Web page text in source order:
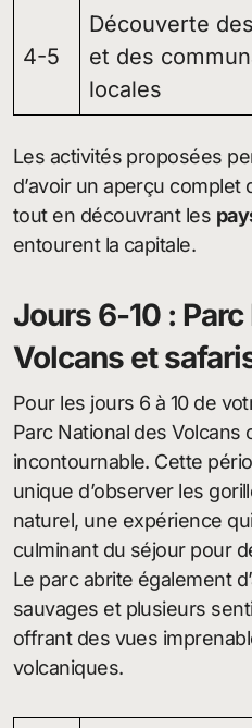
4-5
Découverte
et des
locales
Les activités proposées
d’avoir un aperçu complet
tout en découvrant les
entourent la capitale.
Jours 6-10 :
Volcans et
Pour les jours 6 à 10 de
Parc National des Volcans
incontournable. Cette
unique d’observer les
naturel, une expérience
culminant du séjour pour
Le parc abrite également
sauvages et plusieurs
offrant des vues
volcaniques.